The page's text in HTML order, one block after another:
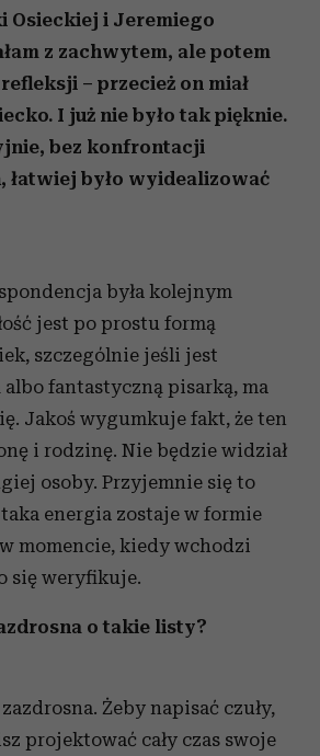
Osieckiej i Jeremiego
z zachwytem, ale potem
refleksji – przecież on miał
I już nie było tak pięknie.
bez konfrontacji
łatwiej było wyidealizować
była kolejnym
jest po prostu formą
szczególnie jeśli jest
fantastyczną pisarką, ma
Jakoś wygumkuje fakt, że ten
i rodzinę. Nie będzie widział
osoby. Przyjemnie się to
energia zostaje w formie
momencie, kiedy wchodzi
się weryfikuje.
o takie listy?
Żeby napisać czuły,
projektować cały czas swoje